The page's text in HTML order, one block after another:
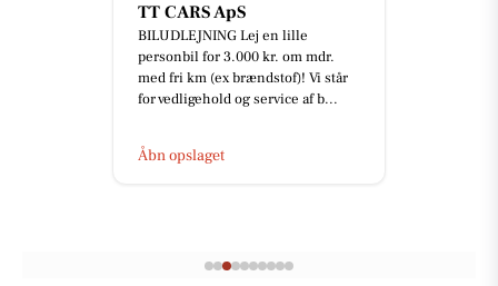
TT CARS ApS
BILUDLEJNING Lej en lille
personbil for 3.000 kr. om mdr.
med fri km (ex brændstof)! Vi står
for vedligehold og service af b...
Åbn opslaget